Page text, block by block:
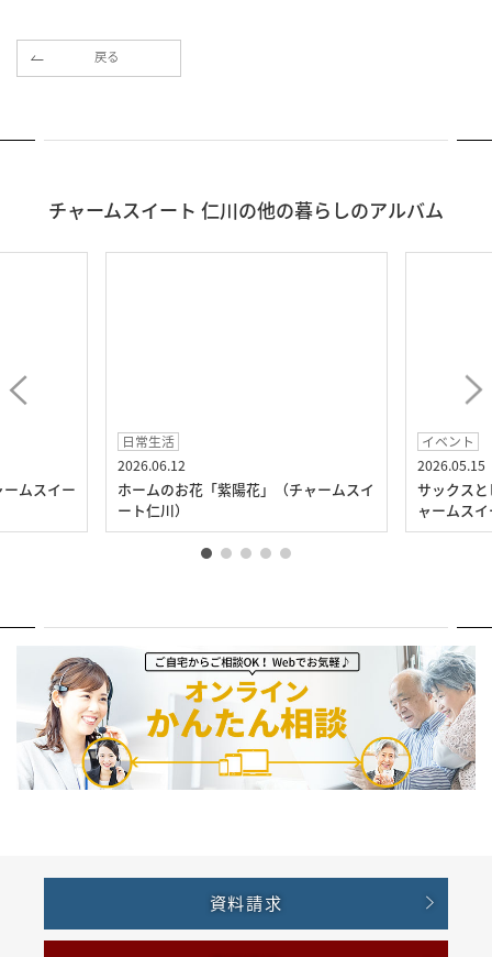
戻る
チャームスイート 仁川の他の暮らしのアルバム
ムスイー
日常生活
2026.06.12
ホームのお花「紫陽花」（チャームスイ
ート仁川）
イベント
2026.05.15
サックス
ャームス
資料請求